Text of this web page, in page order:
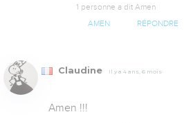
1 personne a dit Amen
AMEN RÉPONDRE
Claudine Il y a 4 ans, 6 mois
Amen !!!